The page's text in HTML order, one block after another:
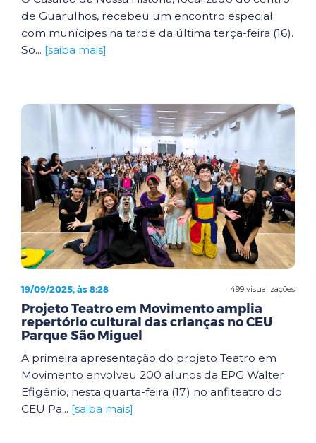
de Guarulhos, recebeu um encontro especial
com munícipes na tarde da última terça-feira (16).
So... [saiba mais]
499 visualizações
19/09/2025, às 8:28
Projeto Teatro em Movimento amplia
repertório cultural das crianças no CEU
Parque São Miguel
A primeira apresentação do projeto Teatro em
Movimento envolveu 200 alunos da EPG Walter
Efigênio, nesta quarta-feira (17) no anfiteatro do
CEU Pa... [saiba mais]